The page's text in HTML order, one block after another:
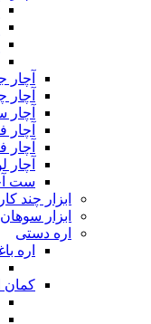
آچار
آچار
آچار
آچار
آچار
آچار
ست
ابزار چند
ابزار سوهان
اره دستی
اره
کمان